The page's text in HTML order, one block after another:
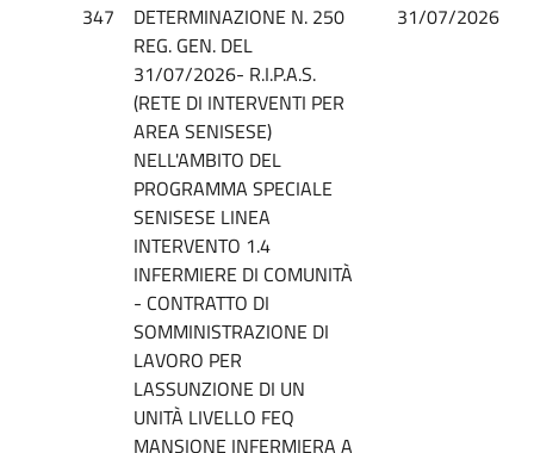
347
DETERMINAZIONE N. 250
REG. GEN. DEL
31/07/2026- R.I.P.A.S.
(RETE DI INTERVENTI PER
AREA SENISESE)
NELL'AMBITO DEL
PROGRAMMA SPECIALE
SENISESE LINEA
INTERVENTO 1.4
INFERMIERE DI COMUNITÀ
- CONTRATTO DI
SOMMINISTRAZIONE DI
LAVORO PER
LASSUNZIONE DI UN
UNITÀ LIVELLO FEQ
MANSIONE INFERMIERA A
31/07/2026